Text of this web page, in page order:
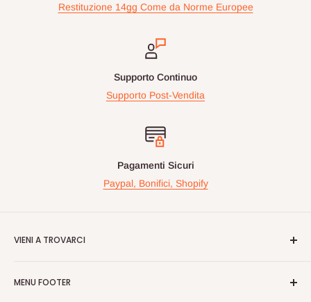
Restituzione 14gg Come da Norme Europee
Supporto Continuo
Supporto Post-Vendita
Pagamenti Sicuri
Paypal, Bonifici, Shopify
VIENI A TROVARCI
Nelle maggiori fiere Geek/Fumetti/Videogiochi, Italiane ed
MENU FOOTER